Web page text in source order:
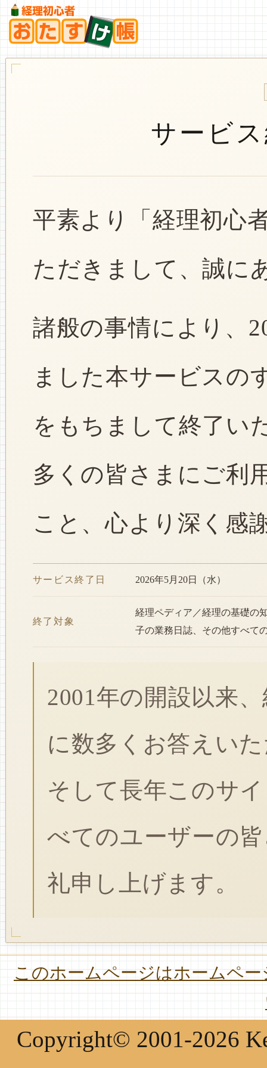
サービ
平素より「経理初心
ただきまして、誠に
諸般の事情により、
ました本サービスの
をもちまして終了い
多くの皆さまにご利
こと、心より深く感
サービス終了日 2026年5月20日（水）
終了対象
経理ペディア／経理の基礎の
子の業務日誌、その他すべて
2001年の開設以来
に数多くお答えい
そして長年このサ
べてのユーザーの
礼申し上げます。
このホームページはホームペ
Copyright© 2001-2026